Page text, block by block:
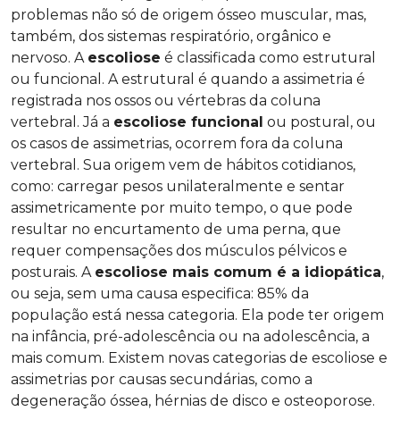
problemas não só de origem ósseo muscular, mas,
também, dos sistemas respiratório, orgânico e
nervoso. A escoliose é classificada como estrutural
ou funcional. A estrutural é quando a assimetria é
registrada nos ossos ou vértebras da coluna
vertebral. Já a escoliose funcional ou postural, ou
os casos de assimetrias, ocorrem fora da coluna
vertebral. Sua origem vem de hábitos cotidianos,
como: carregar pesos unilateralmente e sentar
assimetricamente por muito tempo, o que pode
resultar no encurtamento de uma perna, que
requer compensações dos músculos pélvicos e
posturais. A escoliose mais comum é a idiopática,
ou seja, sem uma causa especifica: 85% da
população está nessa categoria. Ela pode ter origem
na infância, pré-adolescência ou na adolescência, a
mais comum. Existem novas categorias de escoliose e
assimetrias por causas secundárias, como a
degeneração óssea, hérnias de disco e osteoporose.